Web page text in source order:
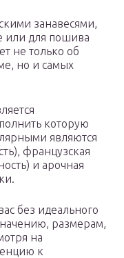
занавесями,
или для пошива
не только об
но и самых
которую
являются
французская
и арочная
без идеального
размерам,
на
к